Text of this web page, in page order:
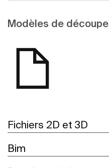
Modèles de découpe
Fichiers 2D et 3D
Bim